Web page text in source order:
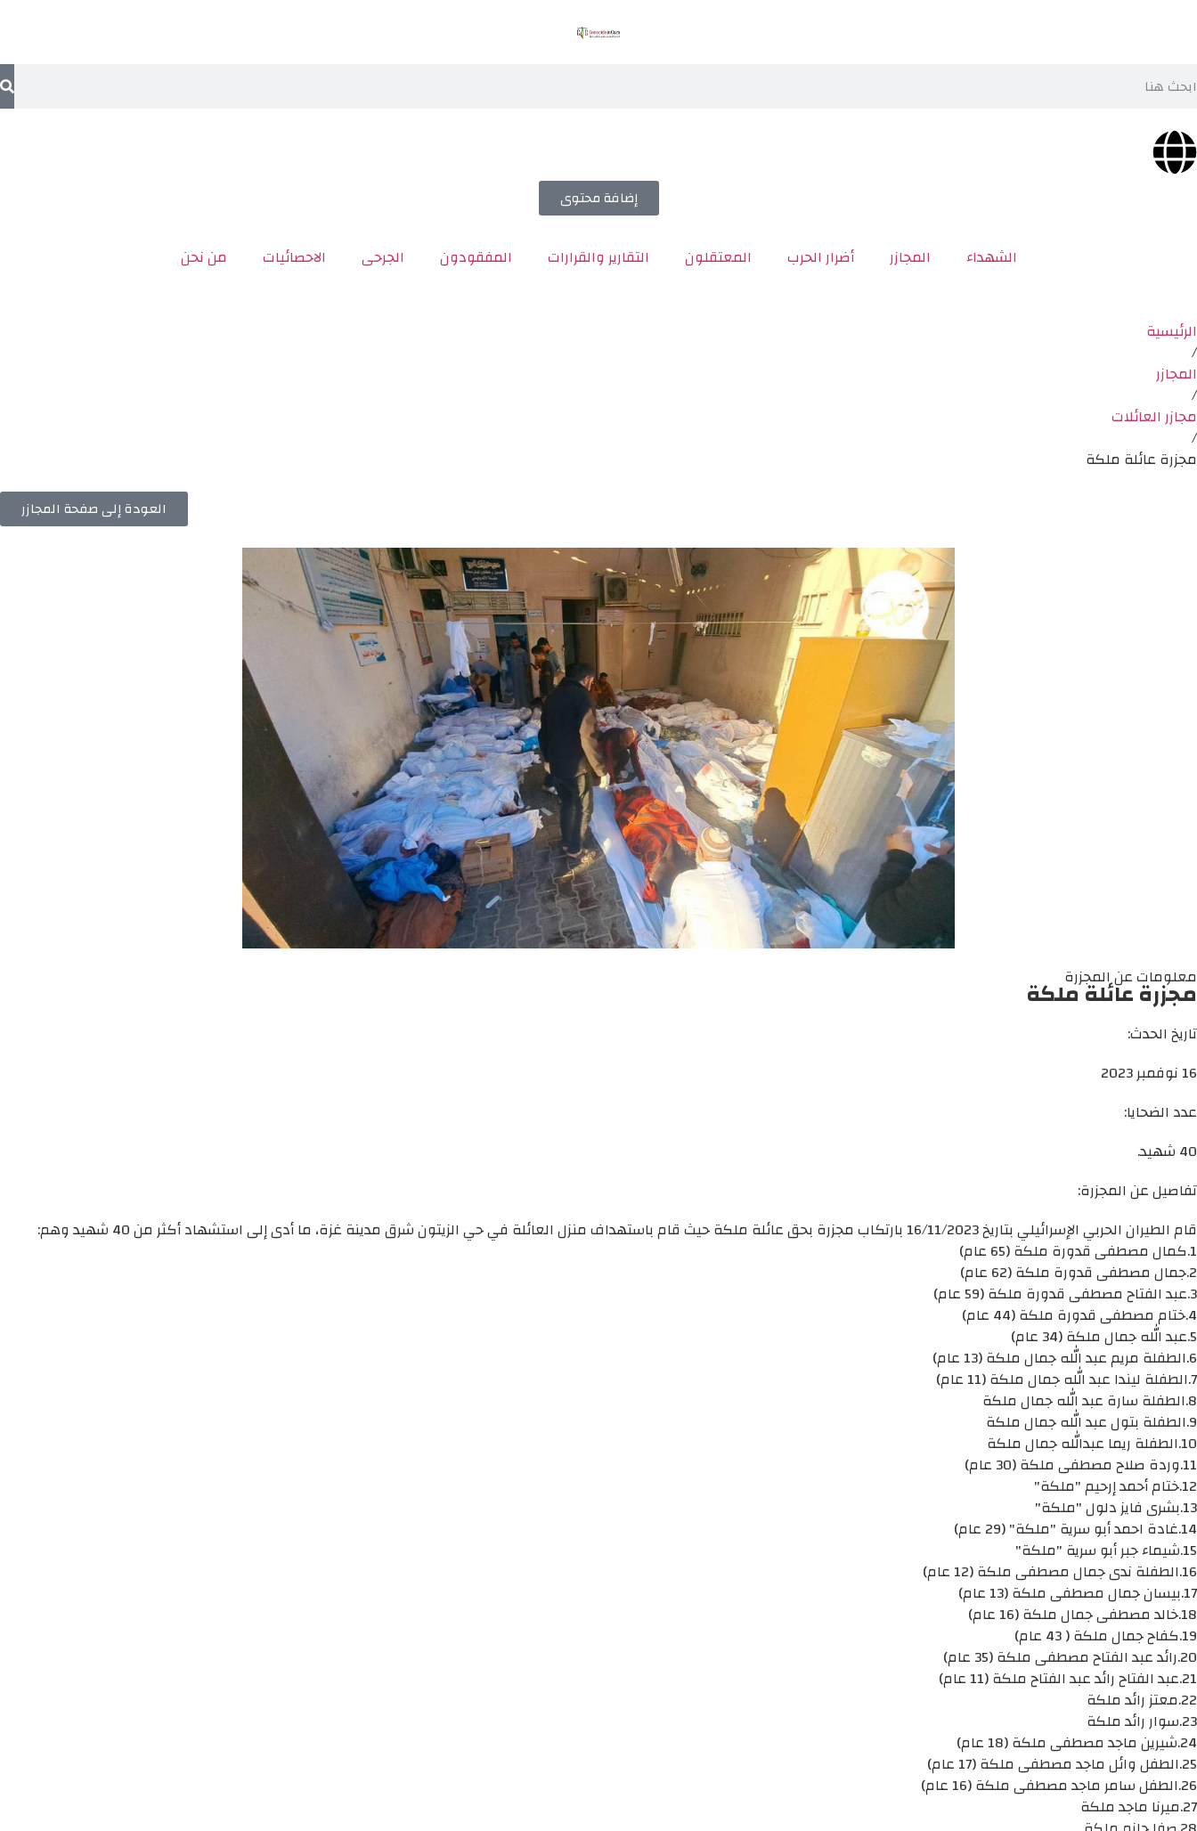
إضافة محتوى
الشهداء المجازر أضرار الحرب المعتقلون التقارير والقرارات المفقودون الجرحى الاحصائيات من نحن
الرئيسية
/
المجازر
/
مجازر العائلات
/
مجزرة عائلة ملكة
العودة إلى صفحة المجازر
معلومات عن المجزرة
مجزرة عائلة ملكة
تاريخ الحدث:
16 نوفمبر 2023
عدد الضحايا:
40 شهيد.
تفاصيل عن المجزرة:
قام الطيران الحربي الإسرائيلي بتاريخ 16/11/2023 بارتكاب مجزرة بحق عائلة ملكة حيث قام باستهداف منزل العائلة في حي الزيتون شرق مدينة غزة، ما أدى إلى استشهاد أكثر من 40 شهيد وهم:
1.كمال مصطفى قدورة ملكة (65 عام)
2.جمال مصطفى قدورة ملكة (62 عام)
3.عبد الفتاح مصطفى قدورة ملكة (59 عام)
4.ختام مصطفى قدورة ملكة (44 عام)
5.عبد الله جمال ملكة (34 عام)
6.الطفلة مريم عبد الله جمال ملكة (13 عام)
7.الطفلة ليندا عبد الله جمال ملكة (11 عام)
8.الطفلة سارة عبد الله جمال ملكة
9.الطفلة بتول عبد الله جمال ملكة
10.الطفلة ريما عبدالله جمال ملكة
11.وردة صلاح مصطفى ملكة (30 عام)
12.ختام أحمد إرحيم "ملكة"
13.بشرى فايز دلول "ملكة"
14.غادة احمد أبو سرية "ملكة" (29 عام)
15.شيماء جبر أبو سرية "ملكة"
16.الطفلة ندى جمال مصطفى ملكة (12 عام)
17.بيسان جمال مصطفى ملكة (13 عام)
18.خالد مصطفى جمال ملكة (16 عام)
19.كفاح جمال ملكة ( 43 عام)
20.رائد عبد الفتاح مصطفى ملكة (35 عام)
21.عبد الفتاح رائد عبد الفتاح ملكة (11 عام)
22.معتز رائد ملكة
23.سوار رائد ملكة
24.شيرين ماجد مصطفى ملكة (18 عام)
25.الطفل وائل ماجد مصطفى ملكة (17 عام)
26.الطفل سامر ماجد مصطفى ملكة (16 عام)
27.ميرنا ماجد ملكة